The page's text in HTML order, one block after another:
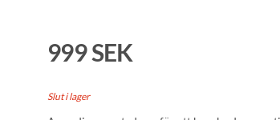
999 SEK
Slut i lager